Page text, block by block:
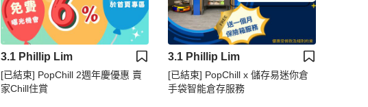
3.1 Phillip Lim
[已結束] PopChill 2週年慶優惠 賣
家Chill住賞
3.1 Phillip Lim
[已結束] PopChill x 儲存易迷你倉
手袋智能倉存服務